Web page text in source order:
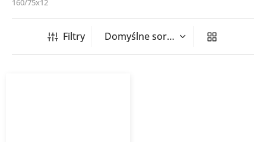
160/75x12
Filtry